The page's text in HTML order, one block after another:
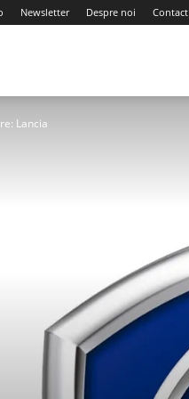
Newsletter Despre noi Contact
Lancia